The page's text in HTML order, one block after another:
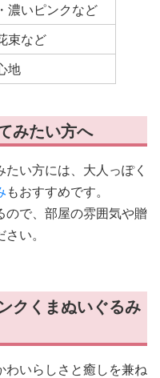
濃いピンクなど
束など
地
みたい方へ
い方には、大人っぽく
もおすすめです。
ので、部屋の雰囲気や贈
い。
クくまぬいぐるみ
わいらしさと癒しを兼ね